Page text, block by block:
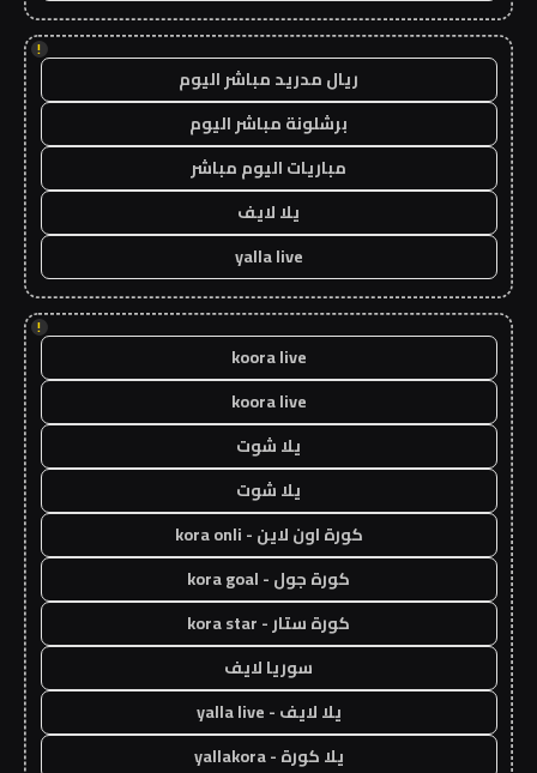
!
ريال مدريد مباشر اليوم
برشلونة مباشر اليوم
مباريات اليوم مباشر
يلا لايف
yalla live
!
koora live
koora live
يلا شوت
يلا شوت
كورة اون لاين - kora onli
كورة جول - kora goal
كورة ستار - kora star
سوريا لايف
يلا لايف - yalla live
يلا كورة - yallakora